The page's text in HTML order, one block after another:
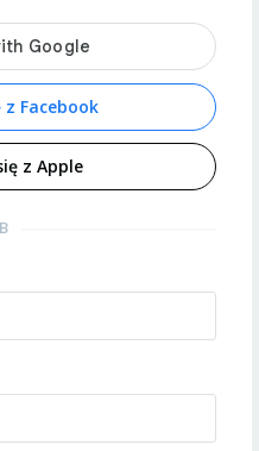
Facebook
z Apple